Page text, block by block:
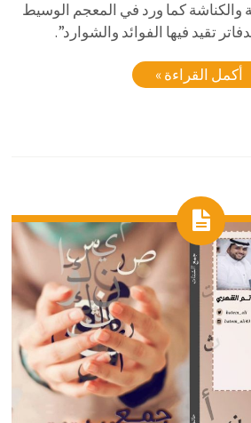
والكناشة كما ورد في المعجم الوسيط
تقيد فيها الفوائد والشوارد”.
أكمل القراءة »